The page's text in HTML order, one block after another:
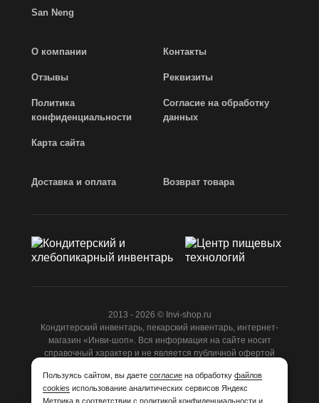
San Neng
О компании Контакты
Отзывы Реквизиты
Политика
конфиденциальности
Согласие на обработку
данных
Карта сайта
Доставка и оплата Возврат товара
2013 - 2026 © Invi-shop.ru
Кондитерский инвентарь, пекарский инвентарь, интернет-
магазин «Инви-шоп». Вся информация на сайте носит
справочный характер и не является публичной офертой
РазработаноСтудией Z-Labs
Пользуясь сайтом, вы даете согласие на обработку файлов
cookies использование аналитических сервисов Яндекс
Метрика в соответствии с политикой конфиденциальности и